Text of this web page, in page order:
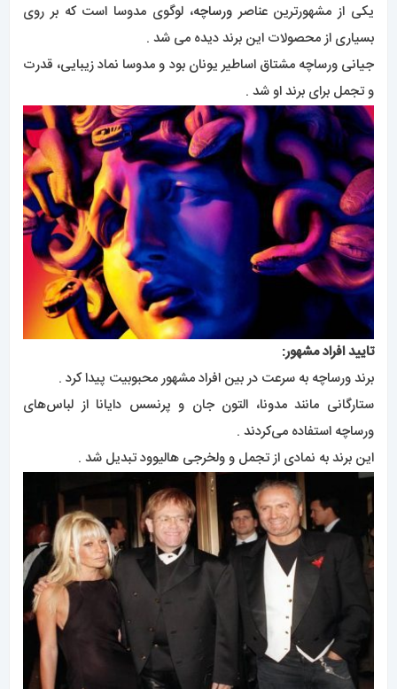
یکی از مشهورترین عناصرورساچه، لوگوی مدوسا است که بر روی
بسیاری از محصولات این برند دیده می شد .
جیانی ورساچه مشتاق اساطیر یونان بود و مدوسا نماد زیبایی، قدرت
و تجمل برای برند او شد .
تایید افراد مشهور:
برند ورساچه به سرعت در بین افراد مشهور محبوبیت پیدا کرد .
ستارگانی مانند مدونا، التون جان و پرنسس دایانا از لباس‌های
ورساچه استفاده می‌کردند .
این برند به نمادی از تجمل و ولخرجی هالیوود تبدیل شد .